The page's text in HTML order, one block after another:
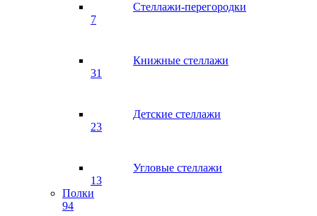
Стеллажи-перегородки
7
Книжные стеллажи
31
Детские стеллажи
23
Угловые стеллажи
13
Полки
94